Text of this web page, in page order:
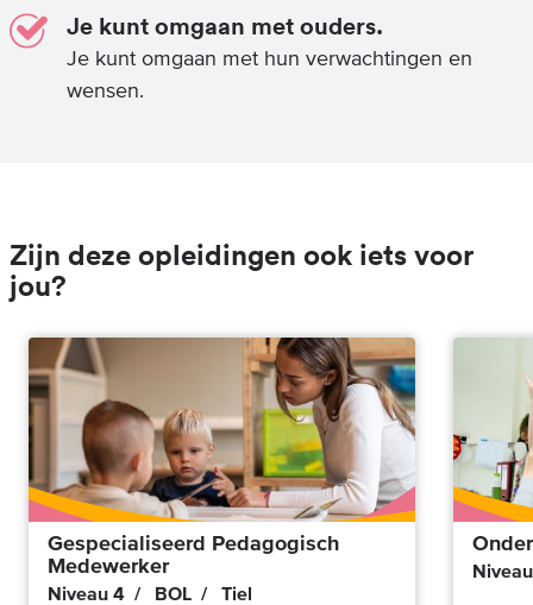
Je kunt omgaan met ouders.
Je kunt omgaan met hun verwachtingen en
wensen.
Zijn deze opleidingen ook iets voor
jou?
Gespecialiseerd Pedagogisch
Medewerker
Niveau 4 BOL Tiel